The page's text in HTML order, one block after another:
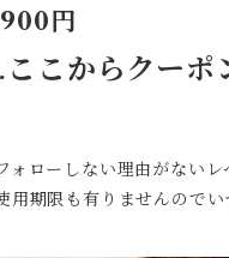
円
ここからクー
ォローしない理由がないレ
用期限も有りませんのでい